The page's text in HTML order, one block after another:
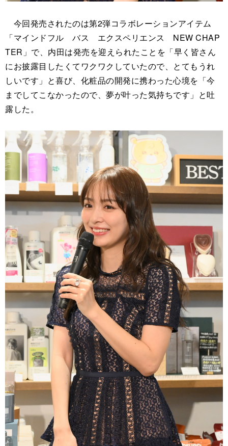
今回発売されたのは第2弾コラボレーションアイテム
「マインドフル バス エクスペリエンス NEW CHAP
TER」で、内田は発売を迎えられたことを「早く皆さん
にお披露目したくてワクワクしていたので、とてもうれ
しいです」と喜び、化粧品の開発に携わった心境を「今
までしてこなかったので、夢が叶った気持ちです」と吐
露した。